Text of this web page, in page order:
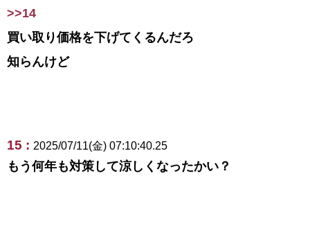
>>14
買い取り価格を下げてくるんだろ
知らんけど
15 : 2025/07/11(金) 07:10:40.25
もう何年も対策して涼しくなったかい？